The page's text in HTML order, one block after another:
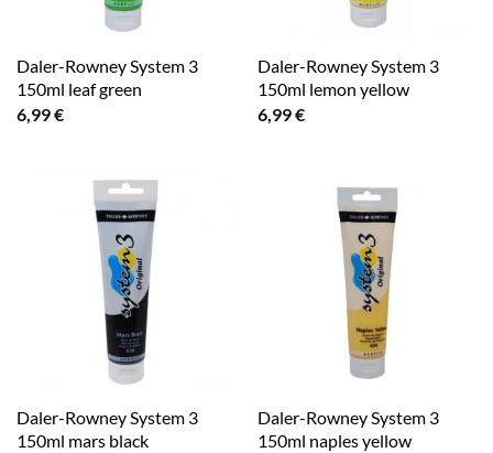
Daler-Rowney System 3
150ml leaf green
6,99€
Daler-Rowney System 3
150ml lemon yellow
6,99€
Daler-Rowney System 3
150ml mars black
Daler-Rowney System 3
150ml naples yellow